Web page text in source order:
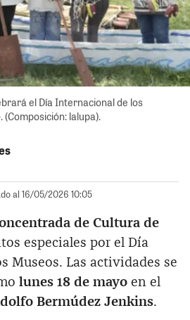
el Día Internacional de los
(Composición: lalupa).
al 16/05/2026 10:05
de Cultura de
especiales por el Día
Museos. Las actividades se
lunes 18 de mayo en el
Bermúdez Jenkins.